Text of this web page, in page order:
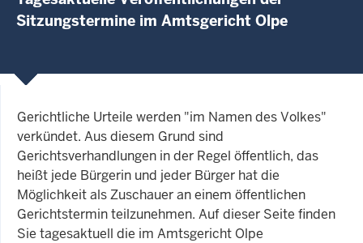
Sitzungstermine im Amtsgericht Olpe
Gerichtliche Urteile werden "im Namen des Volkes"
verkündet. Aus diesem Grund sind
Gerichtsverhandlungen in der Regel öffentlich, das
heißt jede Bürgerin und jeder Bürger hat die
Möglichkeit als Zuschauer an einem öffentlichen
Gerichtstermin teilzunehmen. Auf dieser Seite finden
Sie tagesaktuell die im Amtsgericht Olpe